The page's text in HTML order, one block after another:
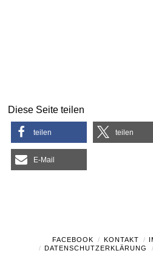
Diese Seite teilen
teilen teilen
E-Mail
FACEBOOK KONTAKT
DATENSCHUTZERKLÄRUNG